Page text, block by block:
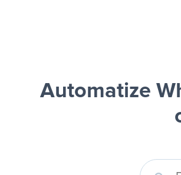
Automatize